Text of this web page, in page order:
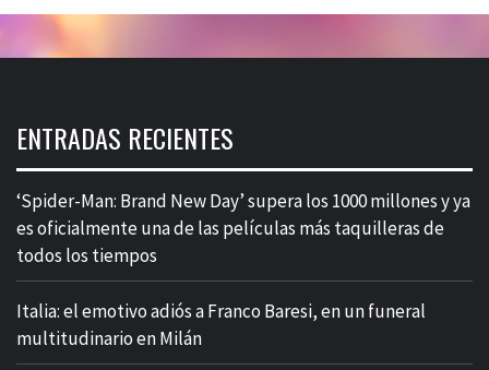
ENTRADAS RECIENTES
‘Spider-Man: Brand New Day’ supera los 1000 millones y ya
es oficialmente una de las películas más taquilleras de
todos los tiempos
Italia: el emotivo adiós a Franco Baresi, en un funeral
multitudinario en Milán